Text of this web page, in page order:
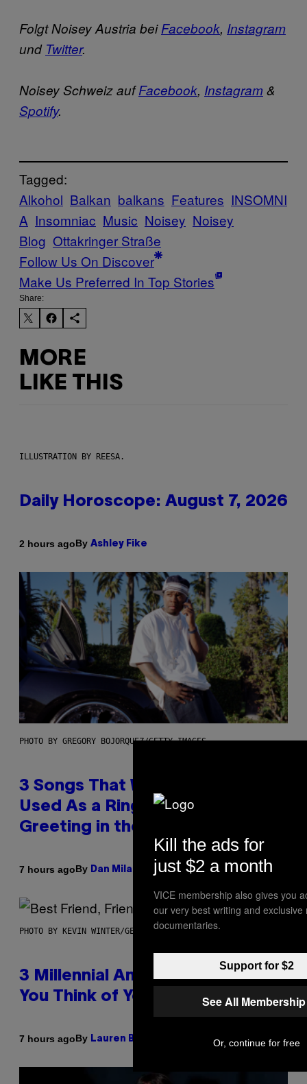
Folgt Noisey Austria beiFacebook, Instagram
und Twitter.
Noisey Schweiz aufFacebook, Instagram&
Spotify.
Tagged:
Alkohol Balkan balkans Features INSOMNI
A Insomniac Music Noisey Noisey
Blog Ottakringer Straße
Follow Us On Discover
Make Us Preferred In Top Stories
Share:
MORE
LIKE THIS
ILLUSTRATION BY REESA.
Daily Horoscope: August 7, 2026
2 hours agoBy Ashley Fike
PHOTO BY GREGORY BOJORQUEZ/GETTY IMAGES
3 Songs That Were Commonly
Used As a Ringtone or Voicemail
Greeting in the 2000s
7 hours agoBy Dan Milam
PHOTO BY KEVIN WINTER/GETTY IMAGES FOR RADIO DISNEY
3 Millennial Anthems That Make
You Think of Your Best Friend
7 hours agoBy Lauren Boisvert
Kill the ads for
just $2 a month
VICE membership also gives you
our very best writing and exclusive
documentaries.
Support for $2
See All
Or, continue for free